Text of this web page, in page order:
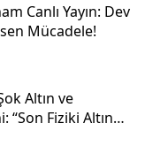
Canlı Yayın: Dev
Mücadele!
Altın ve
“Son Fiziki Altın